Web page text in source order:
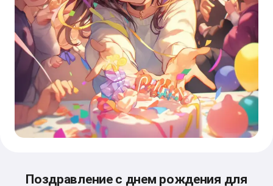
Поздравление с днем рождения для